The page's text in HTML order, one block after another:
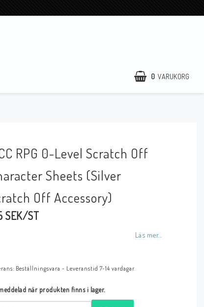
0 VARUKORG
RPG 0-Level Scratch Off
Sheets (Silver
Off Accessory)
SEK/ST
Läs mer...
Beställningsvara - Leveranstid 7-14 vardagar.
när produkten finns i lager.